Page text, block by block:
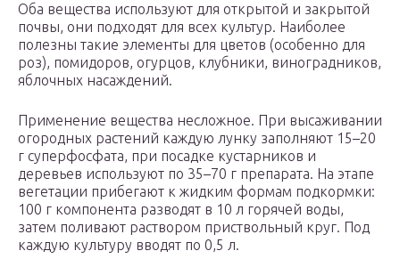
Оба вещества используют для открытой и закрытой
почвы, они подходят для всех культур. Наиболее
полезны такие элементы для цветов (особенно для
роз), помидоров, огурцов, клубники, виноградников,
яблочных насаждений.
Применение вещества несложное. При высаживании
огородных растений каждую лунку заполняют 15–20
г суперфосфата, при посадке кустарников и
деревьев используют по 35–70 г препарата. На этапе
вегетации прибегают к жидким формам подкормки:
100 г компонента разводят в 10 л горячей воды,
затем поливают раствором приствольный круг. Под
каждую культуру вводят по 0,5 л.